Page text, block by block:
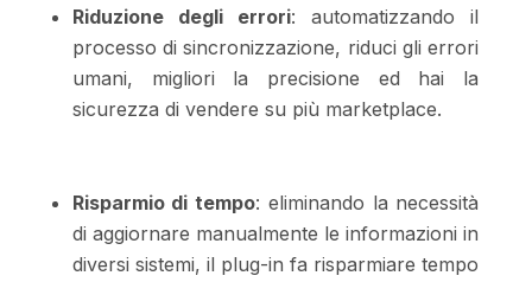
Riduzione degli errori: automatizzando il
processo di sincronizzazione, riduci gli errori
umani, migliori la precisione ed hai la
sicurezza di vendere su più marketplace.
Risparmio di tempo: eliminando la necessità
di aggiornare manualmente le informazioni in
diversi sistemi, il plug-in fa risparmiare tempo